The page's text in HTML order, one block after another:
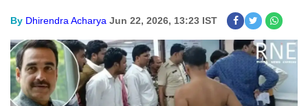
By Dhirendra Acharya Jun 22, 2026, 13:23 IST